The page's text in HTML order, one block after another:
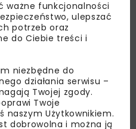
aby otrzymywać od
branżowe,
atrakcyjne oferty i
ważne funkcjonalności
ulepszać
potrzeb oraz
do Ciebie treści i
niezbędne do
działania serwisu –
Twojej zgody.
Twoje
naszym Użytkownikiem.
dobrowolna i można ją